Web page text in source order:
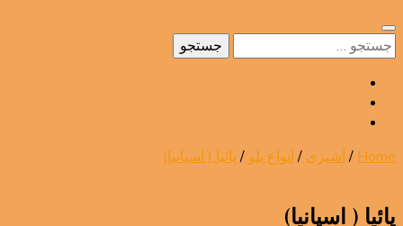
جستجو
برای:
Home
/ آشپزی / انواع پلو / پائیا ( اسپانیا)
پائیا ( اسپانیا)